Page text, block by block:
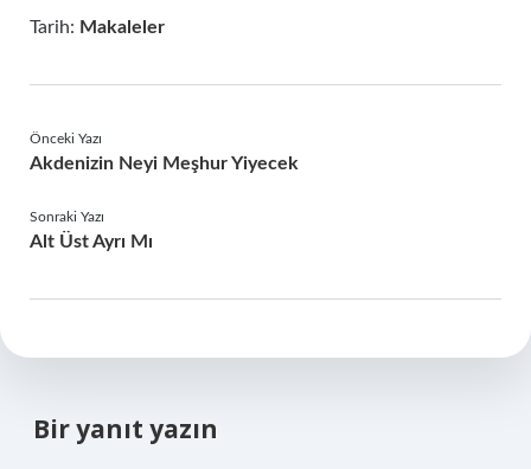
Tarih: Makaleler
Önceki Yazı
Akdenizin Neyi Meşhur Yiyecek
Sonraki Yazı
Alt Üst Ayrı Mı
Bir yanıt yazın